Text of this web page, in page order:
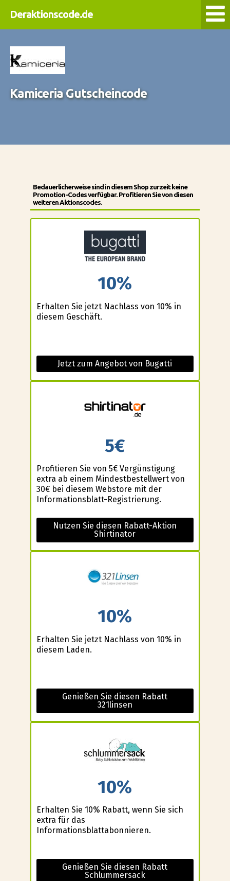
Deraktionscode.de
Kamiceria Gutscheincode
Bedauerlicherweise sind in diesem Shop zurzeit keine
Promotion-Codes verfügbar. Profitieren Sie von diesen
weiteren Aktionscodes.
10%
Erhalten Sie jetzt Nachlass von 10% in
diesem Geschäft.
Jetzt zum Angebot von Bugatti
5€
Profitieren Sie von 5€ Vergünstigung
extra ab einem Mindestbestellwert von
30€ bei diesem Webstore mit der
Informationsblatt-Registrierung.
Nutzen Sie diesen Rabatt-Aktion
Shirtinator
10%
Erhalten Sie jetzt Nachlass von 10% in
diesem Laden.
Genießen Sie diesen Rabatt
321linsen
10%
Erhalten Sie 10% Rabatt, wenn Sie sich
extra für das
Informationsblattabonnieren.
Genießen Sie diesen Rabatt
Schlummersack